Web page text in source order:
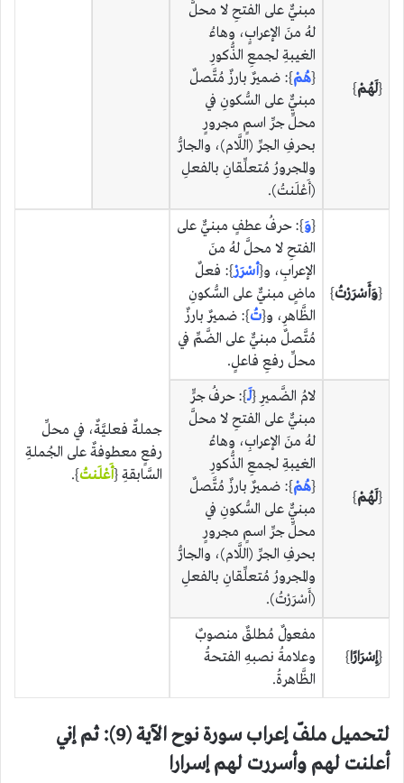
{لَهُمْ}
مبنيٌّ على الفتحِ لا محلَّ
لهُ منَ الإعرابٍ، وهاءُ
الغيبةِ لجمعِ الذُّكورِ
{هُمْ}: ضميرٌ بارزٌ مُتَّصلٌ
مبنيٌّ على السُّكونِ في
محلِّ جرِّ اسمٍ مجرورٍ
بحرفِ الجرِّ (اللَّام)، والجارُّ
والمجرورُ مُتعلِّقانِ بالفعلِ
(أَعْلَنتُ).
{وَأَسْرَرْتُ}
{وَ}: حرفُ عطفٍ مبنيٌّ على
الفتحِ لا محلَّ لهُ منَ
الإعرابِ، و{أسْرَرْ}: فعلٌ
ماضٍ مبنيٌّ على السُّكونِ
الظَّاهرِ، و{تُ}: ضميرٌ بارزٌ
مُتَّصلٌ مبنيٌّ على الضَّمِّ في
محلِّ رفعِ فاعلٍ.
جملةٌ فعليَّةٌ، في محلِّ
رفعٍ معطوفةٌ على الجُملةِ
السَّابقةِ {أَعْلَنتُ}.
{لَهُمْ}
لامُ الضَّميرِ {لَـ}: حرفُ جرٍّ
مبنيٌّ على الفتحِ لا محلَّ
لهُ منَ الإعرابِ، وهاءُ
الغيبةِ لجمعِ الذُّكورِ
{هُمْ}: ضميرٌ بارزٌ مُتَّصلٌ
مبنيٌّ على السُّكونِ في
محلِّ جرِّ اسمٍ مجرورٍ
بحرفِ الجرِّ (اللَّام)، والجارُّ
والمجرورُ مُتعلِّقانِ بالفعلِ
(أَسْرَرْتُ).
{إِسْرَارًا}
مفعولٌ مُطلقٌ منصوبٌ
وعلامةُ نصبهِ الفتحةُ
الظَّاهرةُ.
لتحميل ملفّ إعراب سورة نوح الآية (9): ثم إني
أعلنت لهم وأسررت لهم إسرارا